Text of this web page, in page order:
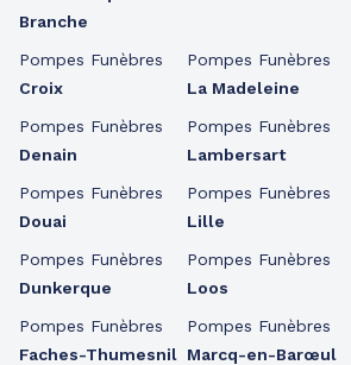
Branche
Pompes Funèbres
Croix
Pompes Funèbres
Denain
Pompes Funèbres
Douai
Pompes Funèbres
Dunkerque
Pompes Funèbres
Faches-Thumesnil
Pompes Funèbres
La Madeleine
Pompes Funèbres
Lambersart
Pompes Funèbres
Lille
Pompes Funèbres
Loos
Pompes Funèbres
Marcq-en-Barœul